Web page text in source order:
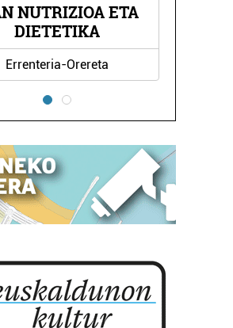
OTORDU PLATER
PRESTATUAK
Errenteria-Orereta